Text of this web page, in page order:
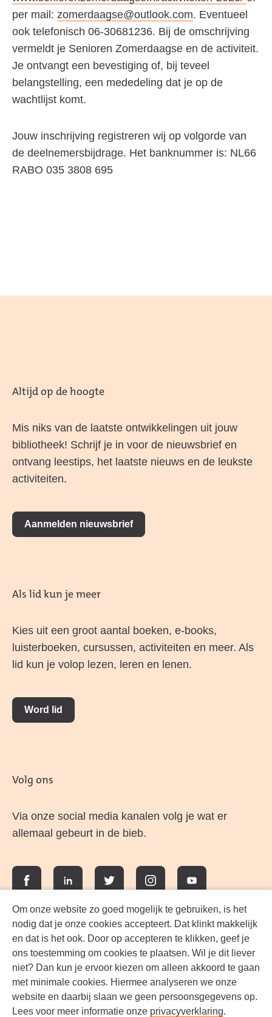
Om onze website zo goed mogelijk te gebruiken, is het
nodig dat je onze cookies accepteert. Dat klinkt makkelijk
en dat is het ook. Door op accepteren te klikken, geef je
ons toestemming om cookies te plaatsen. Wil je dit liever
niet? Dan kun je ervoor kiezen om alleen akkoord te gaan
met minimale cookies. Hiermee analyseren we onze
website en daarbij slaan we geen persoonsgegevens op.
Lees voor meer informatie onze privacyverklaring.
per mail: zomerdaagse@outlook.com. Eventueel
ook telefonisch 06-30681236. Bij de omschrijving
vermeldt je Senioren Zomerdaagse en de activiteit.
Je ontvangt een bevestiging of, bij teveel
belangstelling, een mededeling dat je op de
wachtlijst komt.
Jouw inschrijving registreren wij op volgorde van
de deelnemersbijdrage. Het banknummer is: NL66
RABO 035 3808 695
Altijd op de hoogte
Mis niks van de laatste ontwikkelingen uit jouw
bibliotheek! Schrijf je in voor de nieuwsbrief en
ontvang leestips, het laatste nieuws en de leukste
activiteiten.
Aanmelden nieuwsbrief
Als lid kun je meer
Kies uit een groot aantal boeken, e-books,
luisterboeken, cursussen, activiteiten en meer. Als
lid kun je volop lezen, leren en lenen.
Word lid
Volg ons
Via onze social media kanalen volg je wat er
allemaal gebeurt in de bieb.
FacebookLinkedIn Twitter InstagramYouTube